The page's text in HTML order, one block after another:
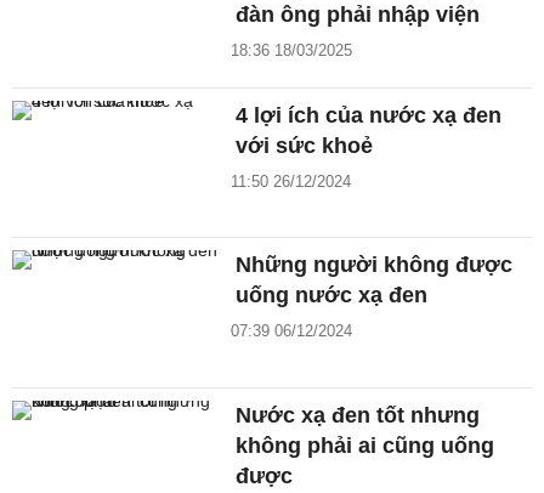
đàn ông phải nhập viện
18:36 18/03/2025
4 lợi ích của nước xạ đen
với sức khoẻ
11:50 26/12/2024
Những người không được
uống nước xạ đen
07:39 06/12/2024
Nước xạ đen tốt nhưng
không phải ai cũng uống
được